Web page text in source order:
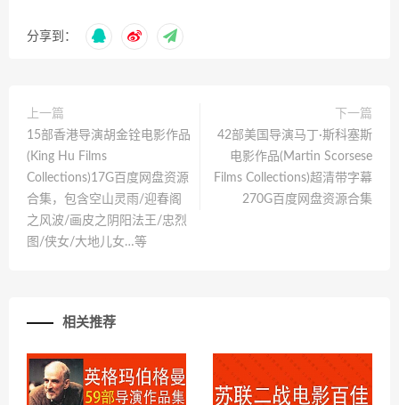
分享到：
上一篇
15部香港导演胡金铨电影作品
(King Hu Films
Collections)17G百度网盘资源
合集，包含空山灵雨/迎春阁
之风波/画皮之阴阳法王/忠烈
图/侠女/大地儿女…等
下一篇
42部美国导演马丁·斯科塞斯
电影作品(Martin Scorsese
Films Collections)超清带字幕
270G百度网盘资源合集
相关推荐